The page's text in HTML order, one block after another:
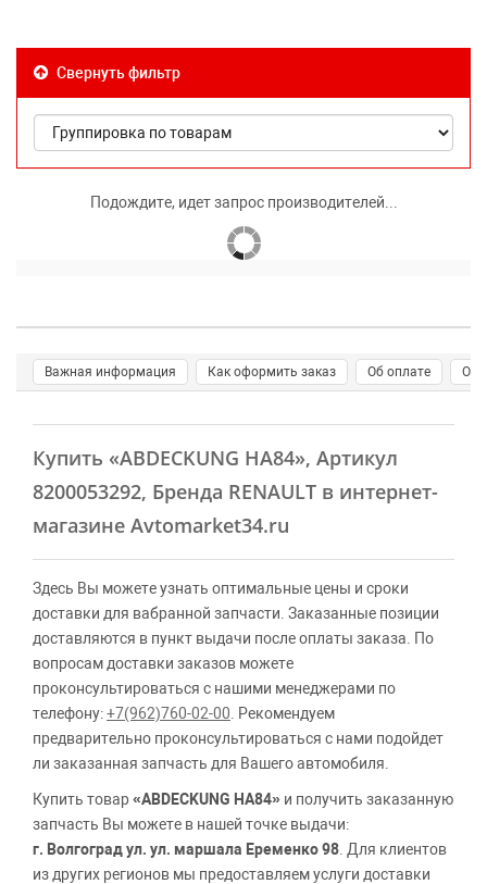
Свернуть фильтр
Подождите, идет запрос производителей...
Важная информация Как оформить заказ Об оплате О
Купить «ABDECKUNG HA84», Артикул
8200053292, Бренда RENAULT в интернет-
магазине Avtomarket34.ru
Здесь Вы можете узнать оптимальные цены и сроки
доставки для вабранной запчасти. Заказанные позиции
доставляются в пункт выдачи после оплаты заказа. По
вопросам доставки заказов можете
проконсультироваться с нашими менеджерами по
телефону:+7(962)760-02-00 . Рекомендуем
предварительно проконсультироваться с нами подойдет
ли заказанная запчасть для Вашего автомобиля.
Купить товар«ABDECKUNG HA84» и получить заказанную
запчасть Вы можете в нашей точке выдачи:
г. Волгоград ул. ул. маршала Еременко 98 . Для клиентов
из других регионов мы предоставляем услуги доставки